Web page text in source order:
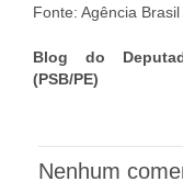
Fonte: Agência Brasil
Blog do
(PSB/PE)
Nenhum